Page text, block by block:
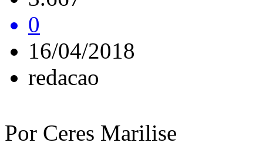
0
16/04/2018
redacao
Por Ceres Marilise